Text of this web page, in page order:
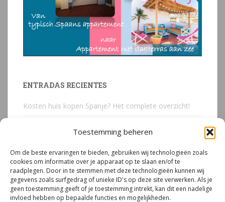
Toestemming beheren
Om de beste ervaringen te bieden, gebruiken wij technologieën zoals
cookies om informatie over je apparaat op te slaan en/of te
raadplegen. Door in te stemmen met deze technologieën kunnen wij
gegevens zoals surfgedrag of unieke ID's op deze site verwerken. Als je
geen toestemming geeft of je toestemming intrekt, kan dit een nadelige
invloed hebben op bepaalde functies en mogelijkheden.
ENTRADAS RECIENTES
Kosten huis kopen Spanje? Het complete overzicht!
juridische valkuilen
Due Diligence Spaans vastgoed
Emigreren naar Spanje Expert Call | Illegaal bouwen
door Mirjam van Riet (jan 2026)